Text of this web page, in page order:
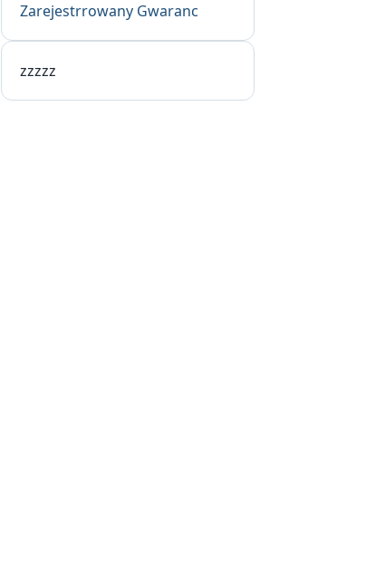
Zarejestrrowany Gwaranc
zzzzz